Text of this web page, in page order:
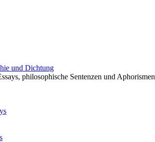
und Dichtung
philosophische Sentenzen und